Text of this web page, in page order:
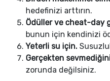
hedefinizi arttırın.
Ödüller ve cheat-day
bunun için kendinizi
Yeterli su için.
Gerçekten
zorunda değilsiniz.